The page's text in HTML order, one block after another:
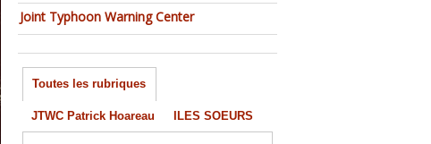
08/06/2026 -PATRICK HOAREAU
WESTERN PACIFIC: TY 12W(DOLPHIN)
temporarily back to CAT 4 US with the
unexpected inner core re-
consolidation/Invest 94W//04@1000 UTC
WESTERN PACIFIC: TY 12W(DOLPHIN) CAT 2
Joint Typhoon Warning Center
Toutes les rubriques
JTWC Patrick Hoareau ILES SOEURS